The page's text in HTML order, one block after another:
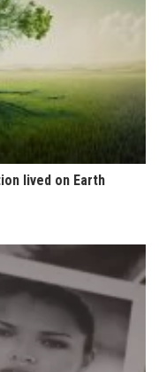
lived on Earth